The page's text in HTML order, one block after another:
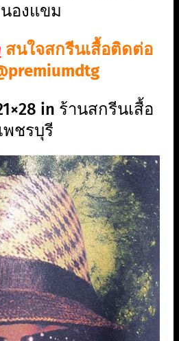
องแขม
สนใจสกรีนเสื้อติดต่อ
in ร้านสกรีนเสื้อ
เพชรบุรี